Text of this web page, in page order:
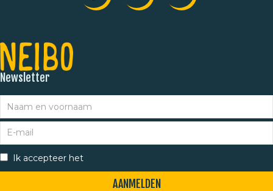
Newsletter
Ik accepteer het
AANMELDEN